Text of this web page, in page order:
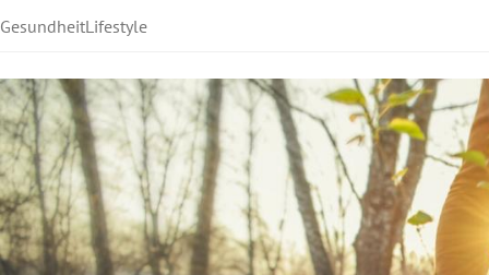
Untermenü
Untermenü
GesundheitLifestyle